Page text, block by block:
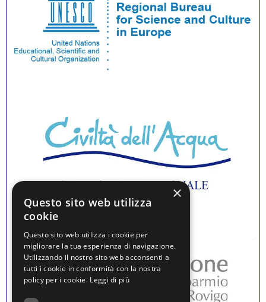
×
Questo sito web utilizza
cookie
Questo sito web utilizza i cookie per
migliorare la tua esperienza di navigazione.
Utilizzando il nostro sito web acconsenti a
tutti i cookie in conformità con la nostra
policy per i cookie. Leggi di più